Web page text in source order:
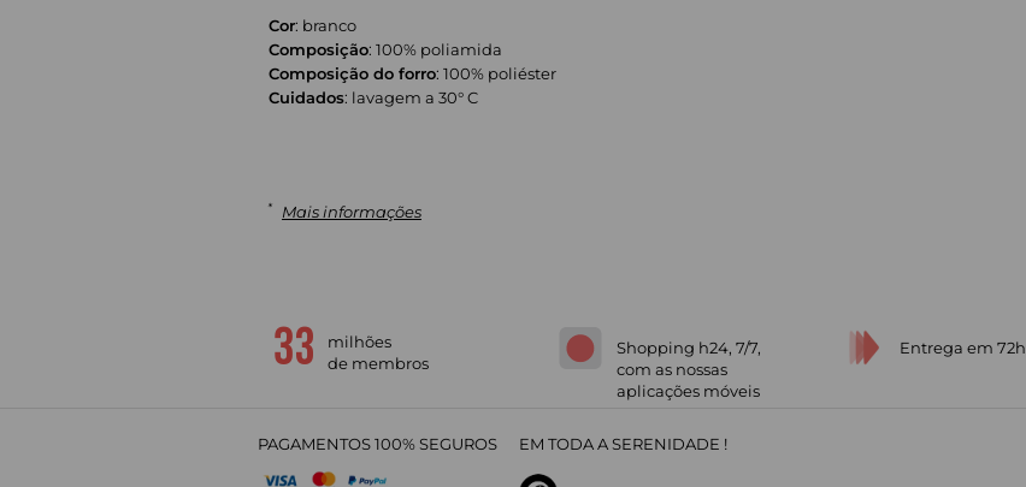
Cor: branco
Composição: 100% poliamida
Composição do forro: 100% poliéster
Cuidados: lavagem a 30° C
* Mais informações
milhões
de membros
Shopping h24, 7/7,
com as nossas
aplicações móveis
Entrega em 72h
PAGAMENTOS 100% SEGUROS EM TODA A SERENIDADE !